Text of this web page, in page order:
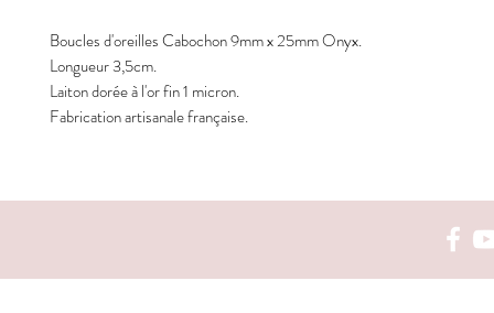
Boucles d'oreilles Cabochon 9mm x 25mm Onyx.
Longueur 3,5cm.
Laiton dorée à l'or fin 1 micron.
Fabrication artisanale française.